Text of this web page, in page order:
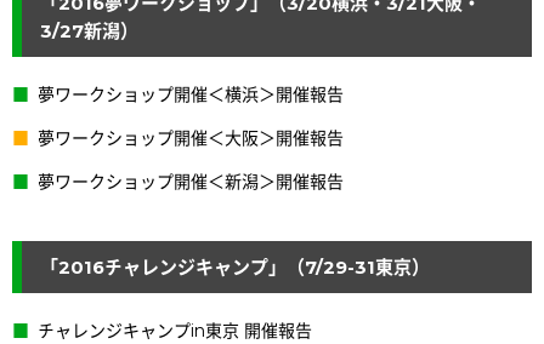
3/27新潟）
夢ワークショップ開催＜横浜＞開催報告
夢ワークショップ開催＜大阪＞開催報告
夢ワークショップ開催＜新潟＞開催報告
「2016チャレンジキャンプ」（7/29-31東京）
チャレンジキャンプin東京 開催報告